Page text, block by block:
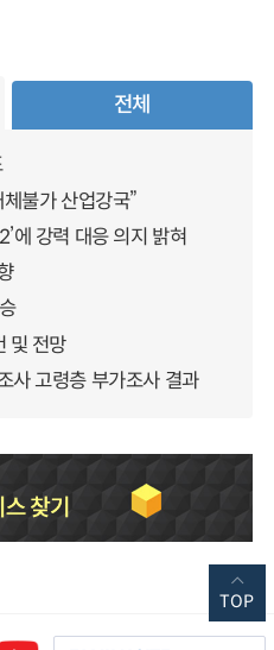
전체
불가 산업강국”
에 강력 대응 의지 밝혀
및 전망
사 고령층 부가조사 결과
TOP